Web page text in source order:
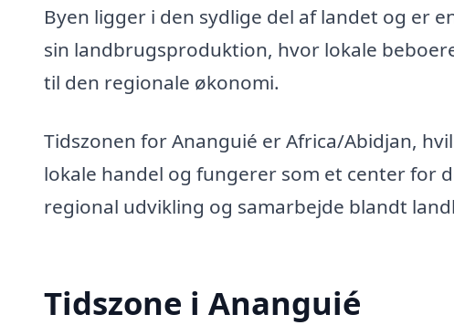
Byen ligger i den sydlige del af landet og er
sin landbrugsproduktion, hvor lokale
til den regionale økonomi.
Tidszonen for Ananguié er Africa/Abidjan,
lokale handel og fungerer som et center for
regional udvikling og samarbejde blandt
Tidszone i Ananguié